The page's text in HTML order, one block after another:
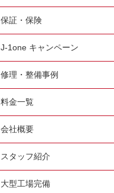
保証・保険
J-1one キャンペーン
修理・整備事例
料金一覧
会社概要
スタッフ紹介
大型工場完備